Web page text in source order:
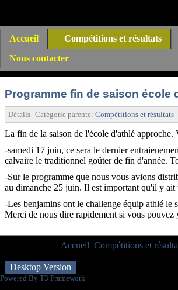
Accueil Compétitions et résultats
Nous contacter
Programme fin de saison école
Détails Catégorie parente: Compétitions et résultats
La fin de la saison de l'école d'athlé approche.
-samedi 17 juin, ce sera le dernier
calvaire le traditionnel goûter de fin d'année.
-Sur le programme que nous vous avions
au dimanche 25 juin. Il est important qu'il y ait
-Les benjamins ont le challenge équip athlé
Merci de nous dire rapidement si vous pouvez
Accueil Compétitions et
Desktop Version
Powered By T3 Framework